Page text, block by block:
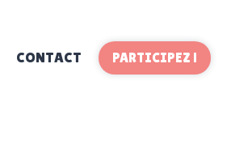
CONTACT PARTICIPEZ !